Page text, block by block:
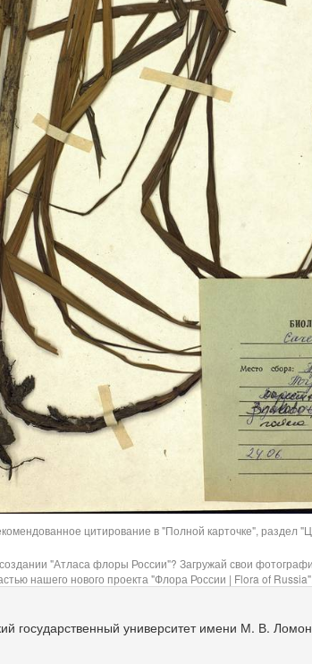
цитирование в "Полной карточке", раздел
"Атласа флоры России"? Загружай свои
нашего нового проекта "Флора России | Flora of Russia".
государственный университет имени М. В.